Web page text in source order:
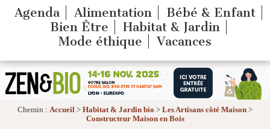
Agenda Alimentation
Bébé & Enfant
Bien Être
Habitat & Jardin
Mode éthique
Vacances
Chemin : Accueil > Habitat & Jardin bio > Les Artisans côté Maison >
Constructeur Maison en Bois